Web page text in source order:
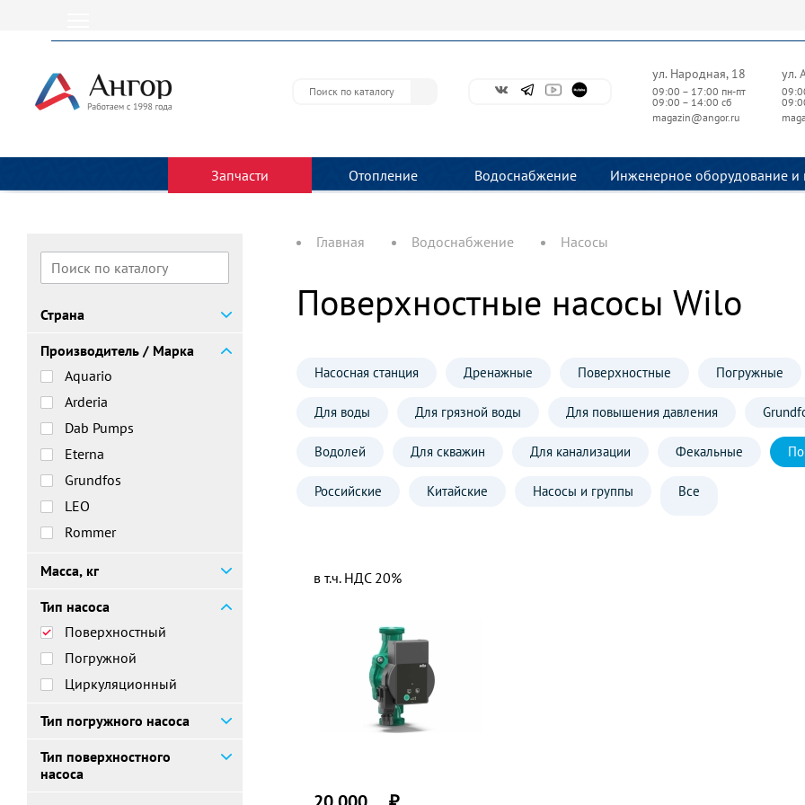
ул. Народная, 18
09:00 – 17:00 пн-пт
09:00 – 14:00 сб
magazin@angor.ru
ул.
Запчасти Отопление Водоснабжение Инженерное оборудование и
Страна
Производитель / Марка
Aquario
Arderia
Dab Pumps
Eterna
Grundfos
LEO
Rommer
Termica
WILO
Малыш
Масса, кг
Тип насоса
Поверхностный
Погружной
Циркуляционный
Тип погружного насоса
Тип поверхностного
насоса
Главная Водоснабжение Насосы
Поверхностные насосы Wilo
Насосная станция Дренажные Поверхностные Погружные
Для воды Для грязной воды Для повышения давления
Водолей Для скважин Для канализации Фекальные
Российские Китайские Насосы и группы Все
в т.ч. НДС 20%